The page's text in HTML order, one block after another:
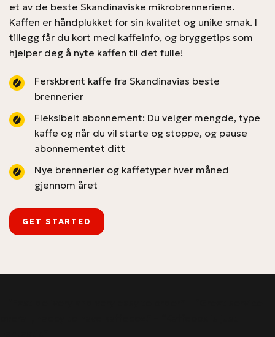
et av de beste Skandinaviske mikrobrenneriene.
Kaffen er håndplukket for sin kvalitet og unike smak. I
tillegg får du kort med kaffeinfo, og bryggetips som
hjelper deg å nyte kaffen til det fulle!
Ferskbrent kaffe fra Skandinavias beste
brennerier
Fleksibelt abonnement: Du velger mengde, type
kaffe og når du vil starte og stoppe, og pause
abonnementet ditt
Nye brennerier og kaffetyper hver måned
gjennom året
GET STARTED